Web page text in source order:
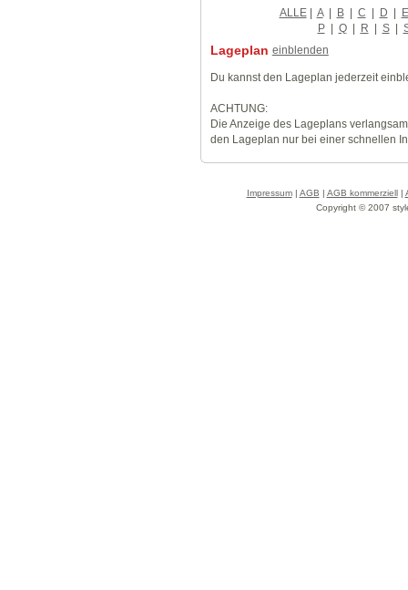
ALLE| A | B | C | D | E
P | Q | R | S |
Lageplan einblenden
Du kannst den Lageplan jederzeit
ACHTUNG:
Die Anzeige des Lageplans
den Lageplan nur bei einer schnellen
Impressum| AGB | AGB kommerziell|
Copyright © 2007